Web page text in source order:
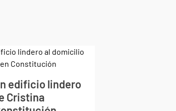
edificio lindero
Cristina